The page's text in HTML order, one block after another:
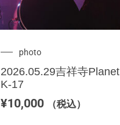
photo
2026.05.29吉祥寺Planet
K-17
¥10,000 （税込）